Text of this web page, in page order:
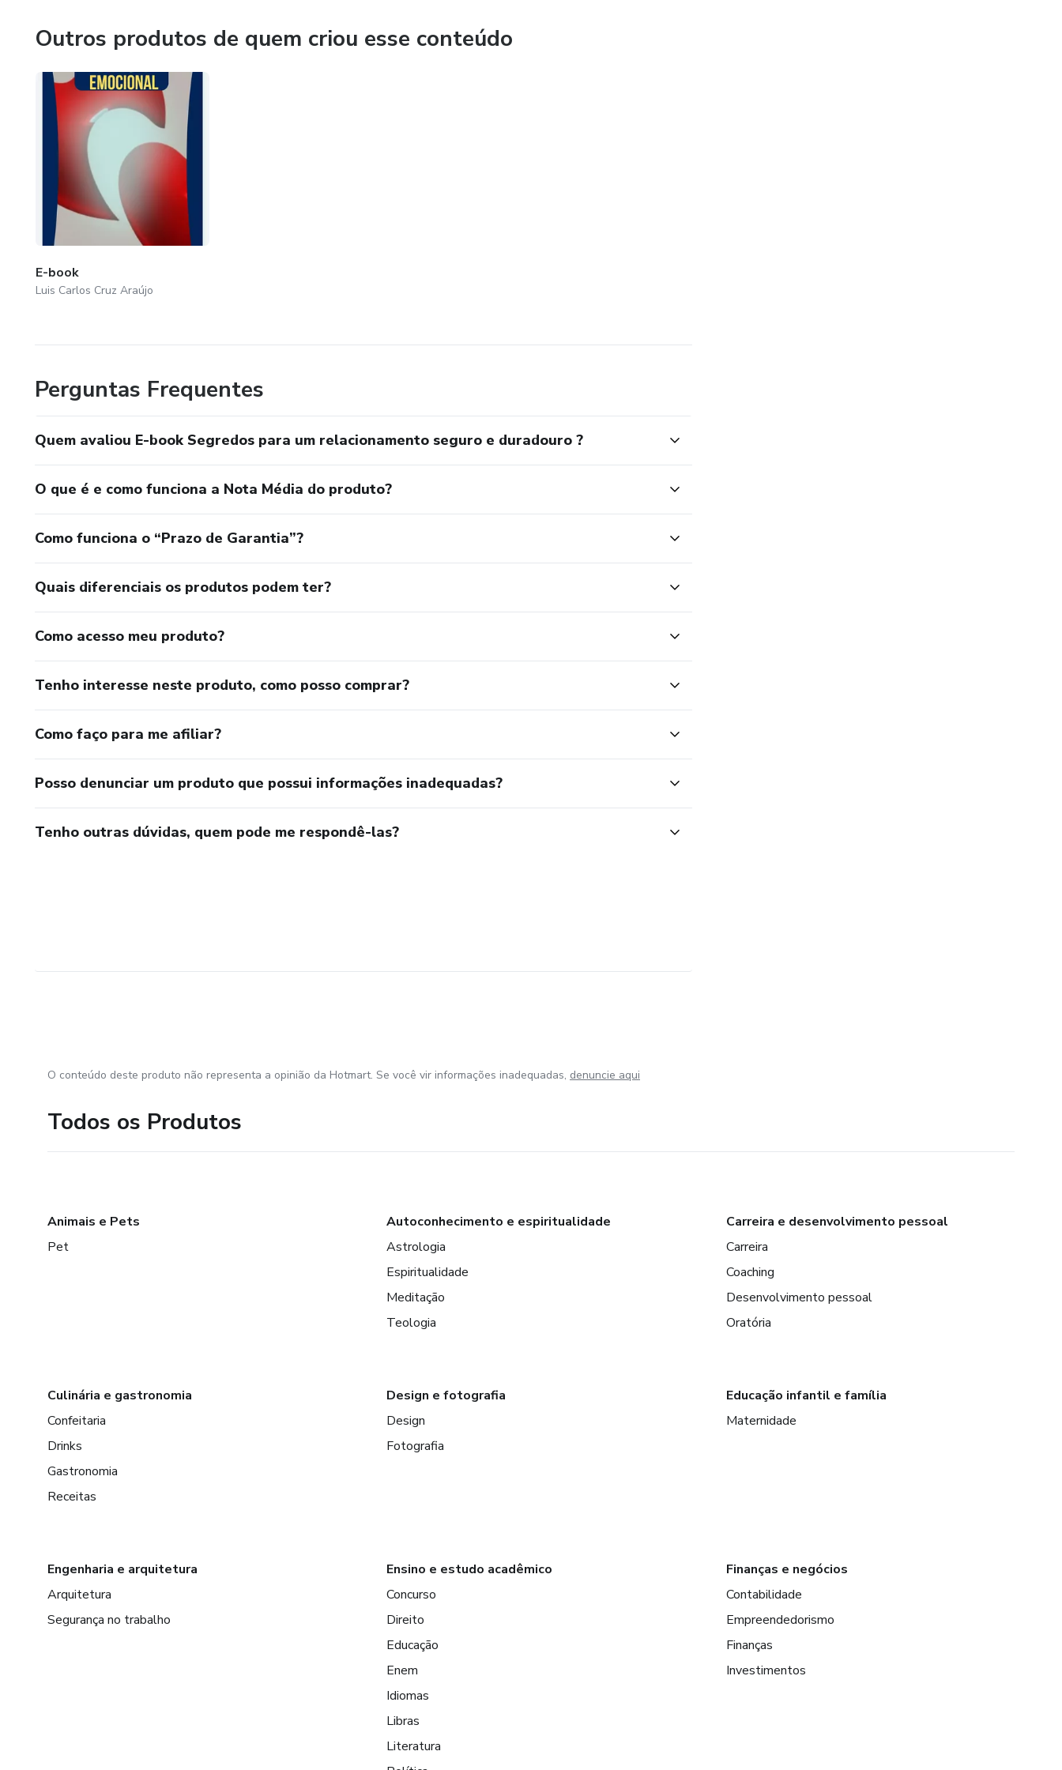
Outros produtos de quem criou esse conteúdo
E-book
Luis Carlos Cruz Araújo
Perguntas Frequentes
Quem avaliou E-book Segredos para um relacionamento seguro e duradouro ?
O que é e como funciona a Nota Média do produto?
Como funciona o “Prazo de Garantia”?
Quais diferenciais os produtos podem ter?
Como acesso meu produto?
Tenho interesse neste produto, como posso comprar?
Como faço para me afiliar?
Posso denunciar um produto que possui informações inadequadas?
Tenho outras dúvidas, quem pode me respondê-las?
O conteúdo deste produto não representa a opinião da Hotmart. Se você vir informações inadequadas, denuncie aqui
Todos os Produtos
Animais e Pets
Pet
Autoconhecimento e espiritualidade
Astrologia
Espiritualidade
Meditação
Teologia
Carreira e desenvolvimento pessoal
Carreira
Coaching
Desenvolvimento pessoal
Oratória
Culinária e gastronomia
Confeitaria
Drinks
Gastronomia
Receitas
Design e fotografia
Design
Fotografia
Educação infantil e família
Maternidade
Engenharia e arquitetura
Arquitetura
Segurança no trabalho
Ensino e estudo acadêmico
Concurso
Direito
Educação
Enem
Idiomas
Libras
Literatura
Finanças e negócios
Contabilidade
Empreendedorismo
Finanças
Investimentos